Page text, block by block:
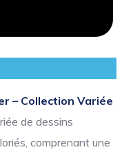
– Collection Variée
de dessins
comprenant une